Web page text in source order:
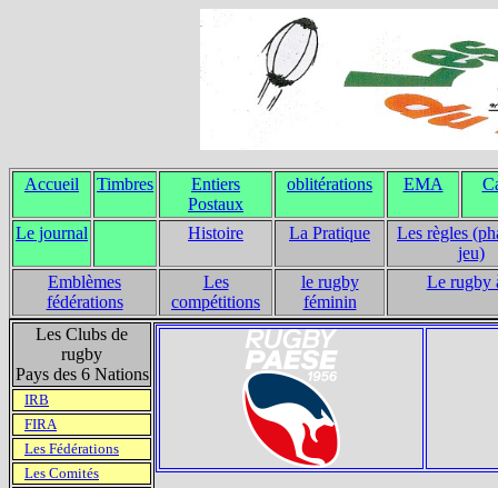
Accueil Timbres
Entiers
Postaux
oblitérations EMA
Le journal Histoire La Pratique
Les règles
jeu)
Emblèmes
fédérations
Les
compétitions
le rugby
féminin
Le rugby
Les Clubs de
rugby
Pays des 6 Nations
IRB
FIRA
Les Fédérations
Les Comités